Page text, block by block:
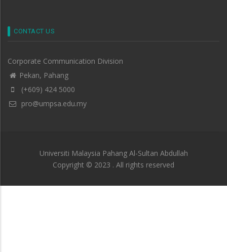
CONTACT US
Corporate Communication Division
Pekan, Pahang
(+609) 424 5000
pro@umpsa.edu.my
Universiti Malaysia Pahang Al-Sultan Abdullah
Copyright © 2023 . All rights reserved